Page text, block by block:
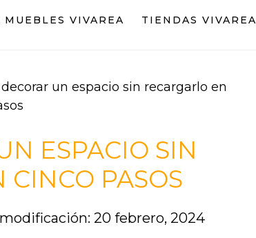
MUEBLES VIVAREA TIENDAS VIVAREA
un espacio sin recargarlo en
ESPACIO SIN
CINCO PASOS
20 febrero, 2024